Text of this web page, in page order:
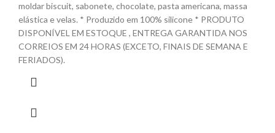
moldar biscuit, sabonete, chocolate, pasta americana, massa
elástica e velas. * Produzido em 100% silicone * PRODUTO
DISPONÍVEL EM ESTOQUE , ENTREGA GARANTIDA NOS
CORREIOS EM 24 HORAS (EXCETO, FINAIS DE SEMANA E
FERIADOS).